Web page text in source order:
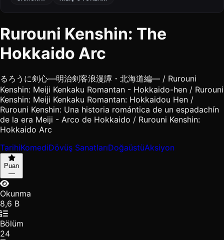
Rurouni Kenshin: The
Hokkaido Arc
るろうに剣心―明治剣客浪漫譚・北海道編― / Rurouni
Kenshin: Meiji Kenkaku Romantan - Hokkaido-hen / Rurouni
Kenshin: Meiji Kenkaku Romantan: Hokkaidou Hen /
Rurouni Kenshin: Una historia romántica de un espadachín
de la era Meiji - Arco de Hokkaido / Rurouni Kenshin:
Hokkaido Arc
TarihiKomediDövüş SanatlarıDoğaüstüAksiyon
Puan
—
Okunma
8,6 B
Bölüm
24